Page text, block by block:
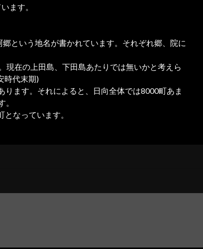
ます。
という地名が書かれています。それぞれ郷、院に
現在の上田島、下田島あたりでは無いかと考えら
時代末期)
ます。それによると、日向全体では8000町あま
なっています。